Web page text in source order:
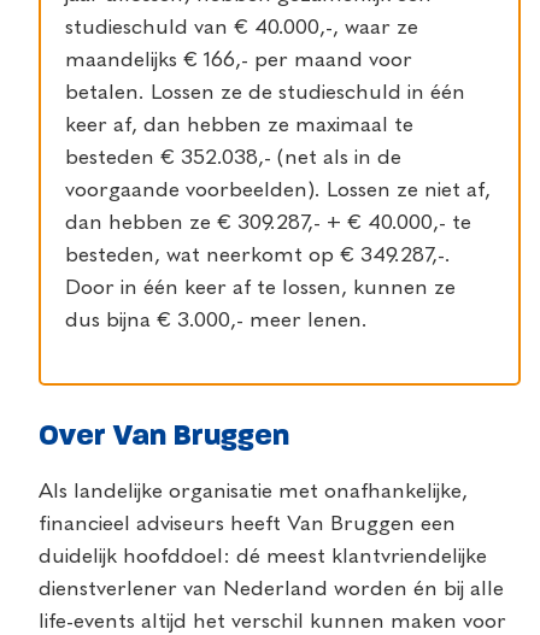
studieschuld van € 40.000,-, waar ze
maandelijks € 166,- per maand voor
betalen. Lossen ze de studieschuld in één
keer af, dan hebben ze maximaal te
besteden € 352.038,- (net als in de
voorgaande voorbeelden). Lossen ze niet af,
dan hebben ze € 309.287,- + € 40.000,- te
besteden, wat neerkomt op € 349.287,-.
Door in één keer af te lossen, kunnen ze
dus bijna € 3.000,- meer lenen.
Over Van Bruggen
Als landelijke organisatie met onafhankelijke,
financieel adviseurs heeft Van Bruggen een
duidelijk hoofddoel: dé meest klantvriendelijke
dienstverlener van Nederland worden én bij alle
life-events altijd het verschil kunnen maken voor